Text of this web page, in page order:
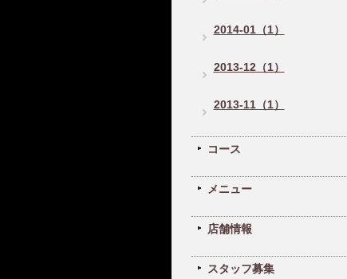
2014-01（1）
2013-12（1）
2013-11（1）
コース
メニュー
店舗情報
スタッフ募集